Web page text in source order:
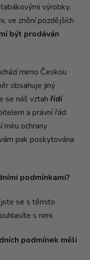
výrobky,
ve znění pozdějších
být prodáván
mimo Českou
obsahuje jiný
se náš vztah řídí
a právní řád
ochrany
pak poskytována
podmínkami?
se s těmito
s nimi.
podmínek měli